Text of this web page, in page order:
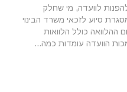
לוועדה, מי שחלק
סיוע לזכאי משרד הבינוי
ההלוואה כולל הלוואות
הוועדה עומדות כמה...